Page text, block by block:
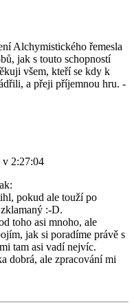
Alchymistického řemesla
jak s touto schopností
všem, kteří se kdy k
a přeji příjemnou hru. -
v 2:27:04
pokud ale touží po
:-D.
toho asi mnoho, ale
jak si poradíme právě s
tam asi vadí nejvíc.
dobrá, ale zpracování mi